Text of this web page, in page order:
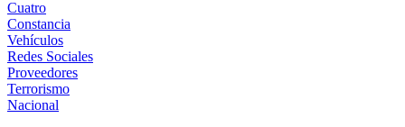
Cuatro
Constancia
Vehículos
Redes Sociales
Proveedores
Terrorismo
Nacional